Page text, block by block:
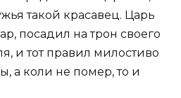
такой красавец. Царь
посадил на трон своего
и тот правил милостиво
а коли не помер, то и